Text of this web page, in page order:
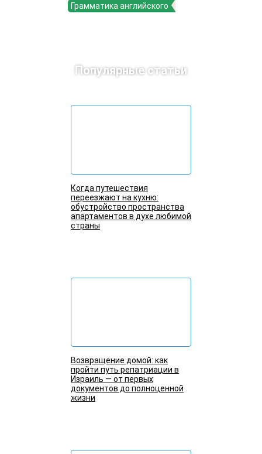
Грамматика английского
Популярные статьи
Когда путешествия
переезжают на кухню:
обустройство пространства
апартаментов в духе любимой
страны
Возвращение домой: как
пройти путь репатриации в
Израиль — от первых
документов до полноценной
жизни